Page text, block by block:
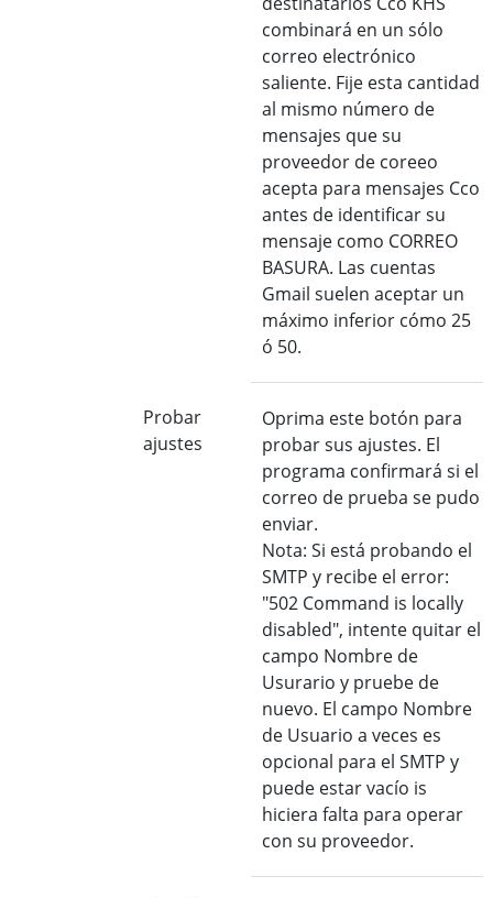
combinará en un sólo
correo electrónico
saliente. Fije esta cantidad
al mismo número de
mensajes que su
proveedor de coreeo
acepta para mensajes Cco
antes de identificar su
mensaje como CORREO
BASURA. Las cuentas
Gmail suelen aceptar un
máximo inferior cómo 25
ó 50.
Probar
ajustes
Oprima este botón para
probar sus ajustes. El
programa confirmará si el
correo de prueba se pudo
enviar.
Nota: Si está probando el
SMTP y recibe el error:
"502 Command is locally
disabled", intente quitar el
campo Nombre de
Usurario y pruebe de
nuevo. El campo Nombre
de Usuario a veces es
opcional para el SMTP y
puede estar vacío is
hiciera falta para operar
con su proveedor.